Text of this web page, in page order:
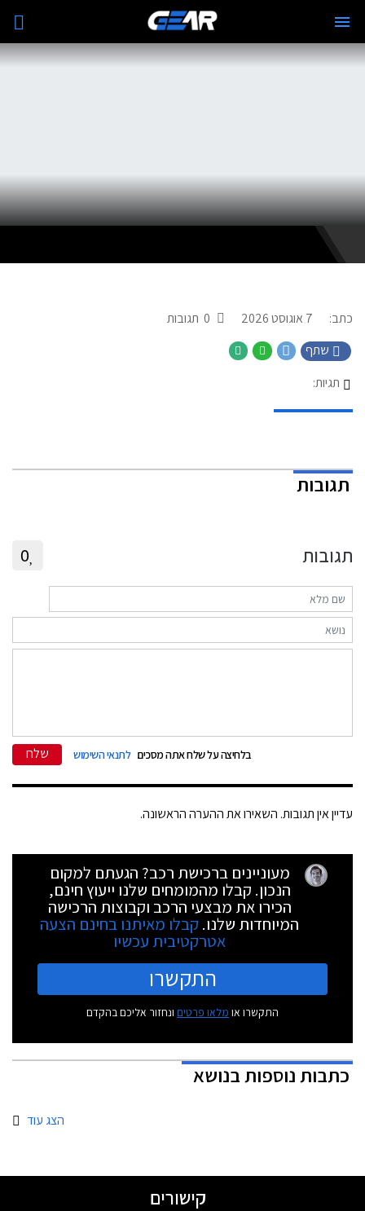
כתב: 7 אוגוסט 2026
תגובות
שתף
תגיות:
תגובות
תגובות 0
בלחיצה על שלח אתה מסכים לתנאי השימוש שלח
עדיין אין תגובות. השאירו את ההערה הראשונה.
מעוניינים ברכישת רכב? הגעתם למקום
הנכון. קבלו מהמומחים שלנו ייעוץ חינם,
הכירו את מבצעי הרכב וקבוצות הרכישה
המיוחדות שלנו. קבלו מאיתנו בחינם הצעה
אטרקטיבית עכשיו
התקשרו
התקשרו או מלאו פרטים ונחזור אליכם בהקדם
כתבות נוספות בנושא
הצג עוד
קישורים